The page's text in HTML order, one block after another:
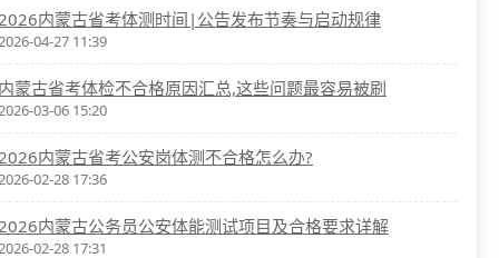
内蒙古省考体测时间|公告发布节奏与启动规律
04-27 11:39
蒙古省考体检不合格原因汇总,这些问题最容易被刷
03-06 15:20
内蒙古省考公安岗体测不合格怎么办?
02-28 17:36
内蒙古公务员公安体能测试项目及合格要求详解
02-28 17:31